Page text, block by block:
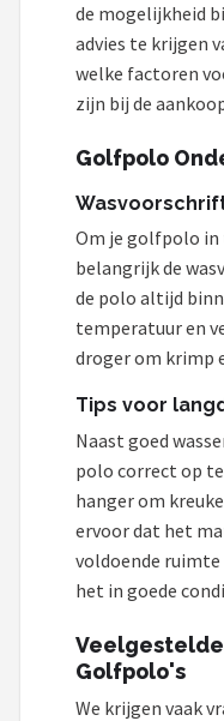
de mogelijkheid
advies te krijgen
welke factoren
zijn bij de
Golfpolo
Om je golfpolo
belangrijk de
de polo altijd
temperatuur en
droger om krimp
Tips voor
Naast goed
polo correct op
hanger om
ervoor dat het
voldoende
het in goede
Golfpolo's
We krijgen vaak